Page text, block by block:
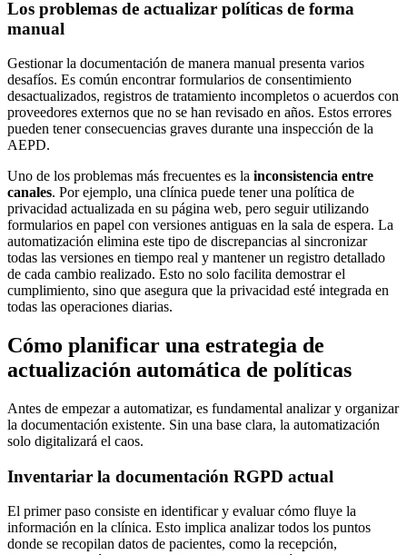
Los problemas de actualizar políticas de forma
manual
Gestionar la documentación de manera manual presenta varios
desafíos. Es común encontrar formularios de consentimiento
desactualizados, registros de tratamiento incompletos o acuerdos con
proveedores externos que no se han revisado en años. Estos errores
pueden tener consecuencias graves durante una inspección de la
AEPD.
Uno de los problemas más frecuentes es la inconsistencia entre
canales. Por ejemplo, una clínica puede tener una política de
privacidad actualizada en su página web, pero seguir utilizando
formularios en papel con versiones antiguas en la sala de espera. La
automatización elimina este tipo de discrepancias al sincronizar
todas las versiones en tiempo real y mantener un registro detallado
de cada cambio realizado. Esto no solo facilita demostrar el
cumplimiento, sino que asegura que la privacidad esté integrada en
todas las operaciones diarias.
Cómo planificar una estrategia de
actualización automática de políticas
Antes de empezar a automatizar, es fundamental analizar y organizar
la documentación existente. Sin una base clara, la automatización
solo digitalizará el caos.
Inventariar la documentación RGPD actual
El primer paso consiste en identificar y evaluar cómo fluye la
información en la clínica. Esto implica analizar todos los puntos
donde se recopilan datos de pacientes, como la recepción,